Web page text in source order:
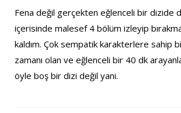
Fena değil gerçekten eğlenceli bir dizide
içerisinde malesef 4 bölüm izleyip
kaldım. Çok sempatik karakterlere sahip
zamanı olan ve eğlenceli bir 40 dk
öyle boş bir dizi değil yani.